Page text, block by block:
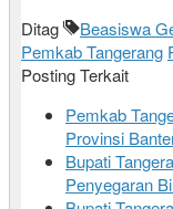
Ditag Beasiswa
Pemkab Tangerang
Posting Terkait
Pemkab
Provinsi
Bupati
Penyegaran